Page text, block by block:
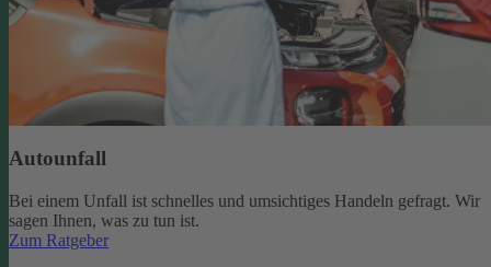
Autounfall
Bei einem Unfall ist schnelles und umsichtiges Handeln gefragt. Wir
sagen Ihnen, was zu tun ist.
Zum Ratgeber